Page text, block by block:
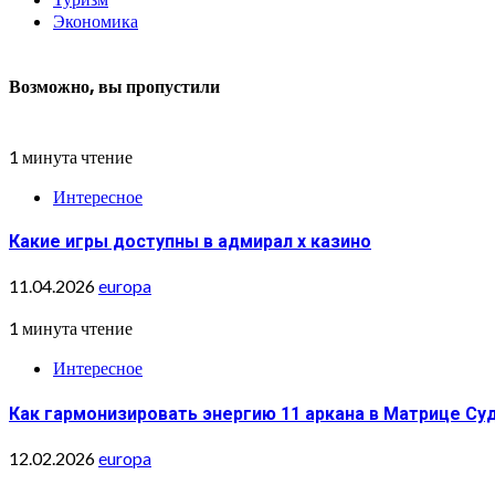
Экономика
Возможно, вы пропустили
1 минута чтение
Интересное
Какие игры доступны в адмирал х казино
11.04.2026europa
1 минута чтение
Интересное
Как гармонизировать энергию 11 аркана в Матрице
12.02.2026europa